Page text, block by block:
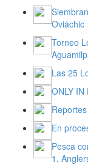
Oviáchic
Torneo
Las 25
ONLY IN
En
Pesca
1,